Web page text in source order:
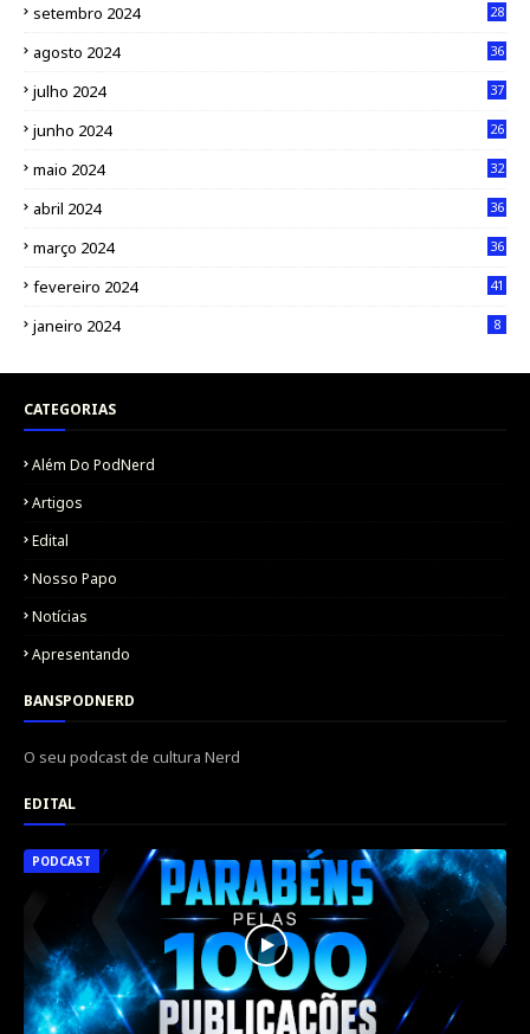
setembro 2024 28
agosto 2024 36
julho 2024 37
junho 2024 26
maio 2024 32
abril 2024 36
março 2024 36
fevereiro 2024 41
janeiro 2024 8
CATEGORIAS
Além Do PodNerd
Artigos
Edital
Nosso Papo
Notícias
Apresentando
BANSPODNERD
O seu podcast de cultura Nerd
EDITAL
PODCAST